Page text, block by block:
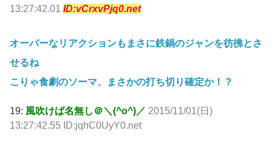
13:27:42.01 ID:vCrxvPjq0.net
オーバーなリアクションもまさに鉄鍋のジャンを彷彿とさ
せるね
こりゃ食劇のソーマ、まさかの打ち切り確定か！？
19: 風吹けば名無し＠＼(^o^)／ 2015/11/01(日)
13:27:42.55 ID:jqhC0UyY0.net